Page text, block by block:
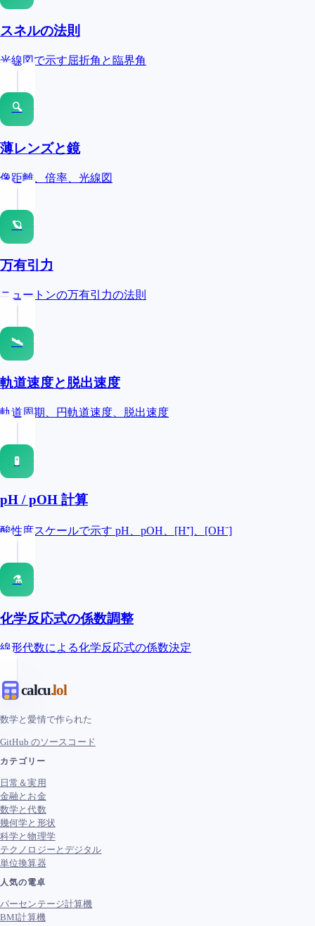
スネルの法則
光線図で示す屈折角と臨界角
🔍
薄レンズと鏡
像距離、倍率、光線図
🪐
万有引力
ニュートンの万有引力の法則
🛰
軌道速度と脱出速度
軌道周期、円軌道速度、脱出速度
🧪
pH / pOH 計算
酸性度スケールで示す pH、pOH、[H⁺]、[OH⁻]
⚗
化学反応式の係数調整
線形代数による化学反応式の係数決定
calcu.lol
数学と愛情で作られた
GitHub のソースコード
カテゴリー
日常＆実用
金融とお金
数学と代数
幾何学と形状
科学と物理学
テクノロジーとデジタル
単位換算器
人気の電卓
パーセンテージ計算機
BMI計算機